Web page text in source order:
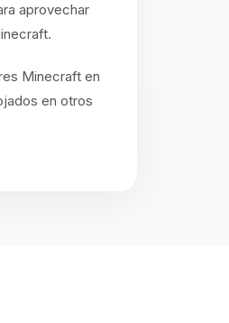
aprovechar
Minecraft en
en otros